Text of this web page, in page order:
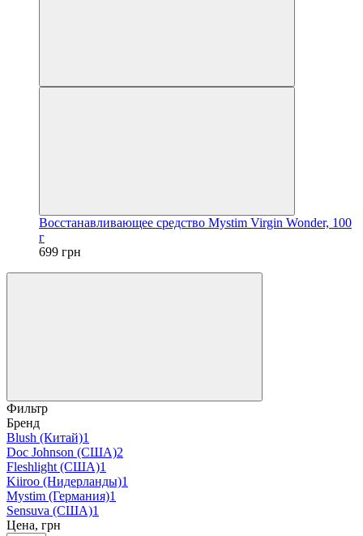
Восстанавливающее средство Mystim Virgin Wonder, 100
г
699 грн
Фильтр
Бренд
Blush (Китай)1
Doc Johnson (США)2
Fleshlight (США)1
Kiiroo (Нидерланды)1
Mystim (Германия)1
Sensuva (США)1
Цена, грн